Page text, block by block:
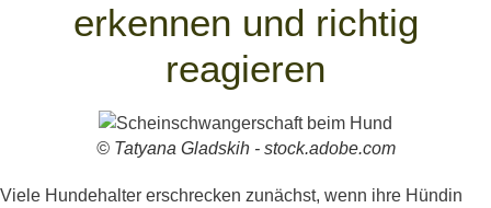
erkennen und richtig
reagieren
© Tatyana Gladskih - stock.adobe.com
Viele Hundehalter erschrecken zunächst, wenn ihre Hündin